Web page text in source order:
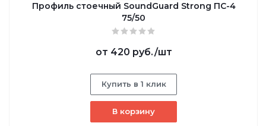
Профиль стоечный SoundGuard Strong ПС-4
75/50
от 420 руб./шт
Купить в 1 клик
В корзину